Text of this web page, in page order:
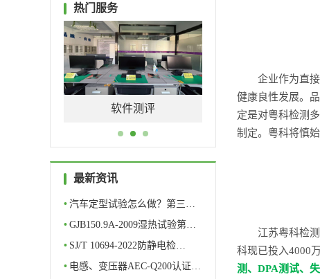
热门服务
软件测评 元器件筛选
最新资讯
• 汽车定型试验怎么做？第三…
• GJB150.9A-2009湿热试验第…
• SJ/T 10694-2022防静电检…
• 电感、变压器AEC-Q200认证…
企业作为直
健康良性发展。
定是对粤科检测
制定。粤科将慎
江苏粤科检
科现已投入4000
测、DPA测试、